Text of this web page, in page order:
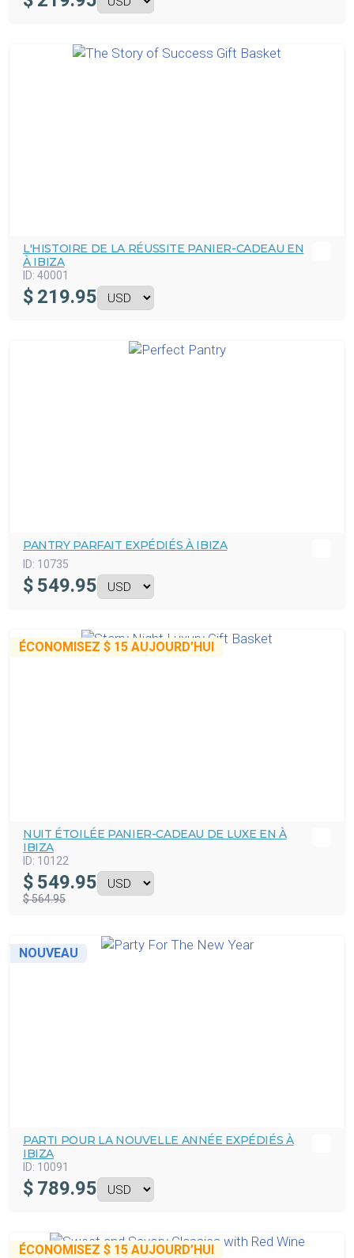
L'HISTOIRE DE LA RÉUSSITE PANIER-CADEAU EN
À IBIZA
ID: 40001
$ 219.95
PANTRY PARFAIT EXPÉDIÉS À IBIZA
ID: 10735
$ 549.95
ÉCONOMISEZ $ 15 AUJOURD’HUI
NUIT ÉTOILÉE PANIER-CADEAU DE LUXE EN À
IBIZA
ID: 10122
$ 549.95
$ 564.95
NOUVEAU
PARTI POUR LA NOUVELLE ANNÉE EXPÉDIÉS À
IBIZA
ID: 10091
$ 789.95
ÉCONOMISEZ $ 15 AUJOURD’HUI